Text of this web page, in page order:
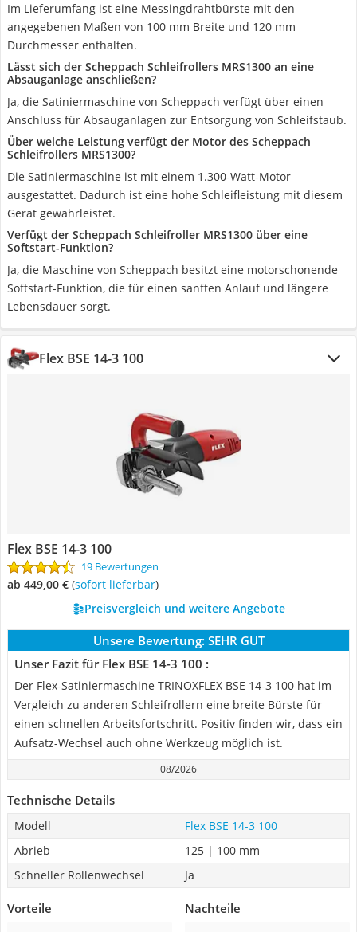
Im Lieferumfang ist eine Messingdrahtbürste mit den
angegebenen Maßen von 100 mm Breite und 120 mm
Durchmesser enthalten.
Lässt sich der Scheppach Schleifrollers MRS1300 an eine
Absauganlage anschließen?
Ja, die Satiniermaschine von Scheppach verfügt über einen
Anschluss für Absauganlagen zur Entsorgung von Schleifstaub.
Über welche Leistung verfügt der Motor des Scheppach
Schleifrollers MRS1300?
Die Satiniermaschine ist mit einem 1.300-Watt-Motor
ausgestattet. Dadurch ist eine hohe Schleifleistung mit diesem
Gerät gewährleistet.
Verfügt der Scheppach Schleifroller MRS1300 über eine
Softstart-Funktion?
Ja, die Maschine von Scheppach besitzt eine motorschonende
Softstart-Funktion, die für einen sanften Anlauf und längere
Lebensdauer sorgt.
Flex BSE 14-3 100
Flex BSE 14-3 100
19 Bewertungen
ab 449,00 € ( Sofort lieferbar)
Preisvergleich und weitere Angebote
Unsere Bewertung: SEHR GUT
Unser Fazit für Flex BSE 14-3 100 :
Der Flex-Satiniermaschine TRINOXFLEX BSE 14-3 100 hat im
Vergleich zu anderen Schleifrollern eine breite Bürste für
einen schnellen Arbeitsfortschritt. Positiv finden wir, dass ein
Aufsatz-Wechsel auch ohne Werkzeug möglich ist.
08/2026
Technische Details
Modell
Flex BSE 14-3 100
Abrieb
125 | 100 mm
Schneller Rollenwechsel
Ja
Vorteile Nachteile